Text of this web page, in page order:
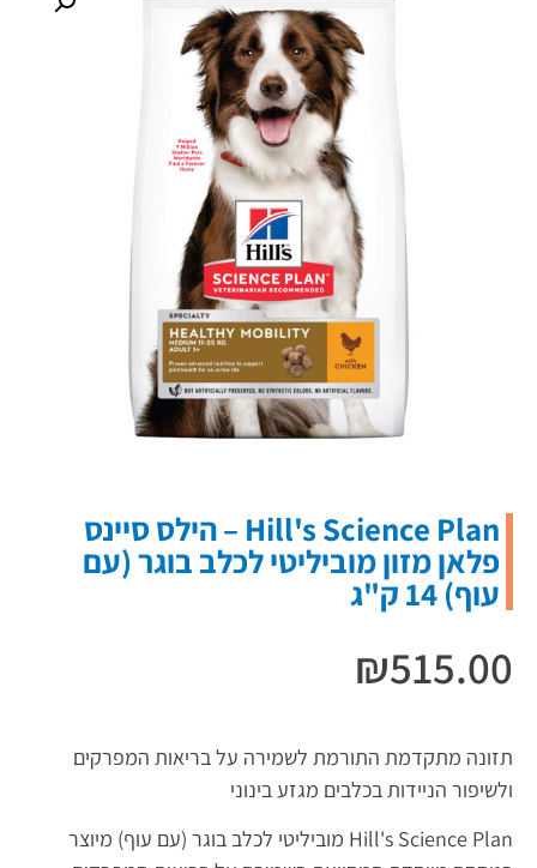
Hill's Science Plan – הילס סיינס
פלאן מזון מוביליטי לכלב בוגר (עם
עוף) 14 ק"ג
₪515.00
תזונה מתקדמת התורמת לשמירה על בריאות המפרקים
ולשיפור הניידות בכלבים מגזע בינוני
Hill's Science Plan מוביליטי לכלב בוגר (עם עוף) מיוצר